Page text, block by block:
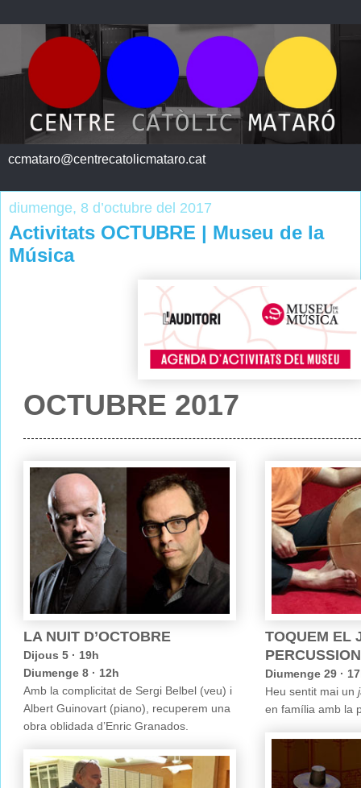
ccmataro@centrecatolicmataro.cat
diumenge, 8 d’octubre del 2017
Activitats OCTUBRE | Museu de la
Música
OCTUBRE 2017
LA NUIT D’OCTOBRE
Dijous 5 · 19h
Diumenge 8 · 12h
Amb la complicitat de Sergi Belbel (veu) i
Albert Guinovart (piano), recuperem una
obra oblidada d’Enric Granados.
TOQUEM EL
Diumenge 29 ·
Heu sentit mai un
en família amb la